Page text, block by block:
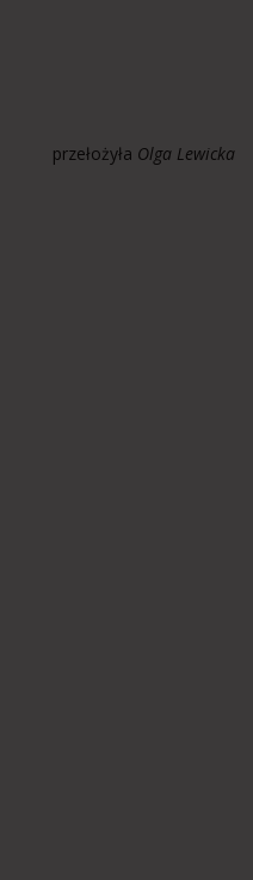
przełożyła Olga Lewicka